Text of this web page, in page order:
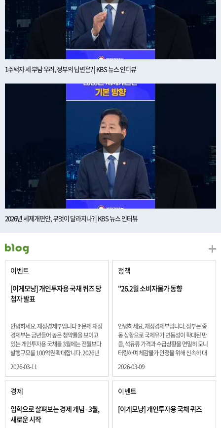
1주택자 세 부담 우려, 정부의 답변은? | KBS 뉴스 인터뷰
2026년 세제개편안, 무엇이 달라지나? | KBS 뉴스 인터뷰
이벤트
[이게모냥] 개인투자용 국채 퀴즈 당
첨자 발표
안녕하세요. 재정경제부입니다 ❓ 문제 재정
경제부는 금년들어 높은 청약률을 보이고
있는 개인투자용 국채를 3월에는 전월보다
발행규모를 100억원 확대합니다. 2026년
5년물 600억원, 10년물 900억원, 20년물
300억원입니다. 그렇다면 3월 개인투자용
국채의 총 발행 예정 금액은 얼마일까요??
보기 ① 1,600억원 ② 1,700억원 ③ 1,800
억원 ④ 2,000억원 정답 : 1,800억원 참여해
주신 모든 분들 감사합니다! 당첨자분들에
게는 지난 이벤트 블로그 게시글에 비밀댓
2026-03-11
정책
"26.2월 소비자물가 동향
안녕하세요. 재정경제부입니다. 정부는 중
동 상황으로 국제유가 변동성이 확대된 만
큼, 석유류 가격과 수급상황을 면밀히 모니
터링하며 체감물가 안정을 위해 신속히 대
료품과 에너지를 제외하고 추세적 흐름을
보여주는 근원물가는 2.3% 상승 향후 지정
학적 요인, 기상여건 등 불확실성이 있는 만
큼, 정부는 체감물가 안정을 위해 총력을 다
할 계획입니다. 특히, 최근 중동 상황으로 국
제유가 변동성이 확대된 만큼, 석유류 가격･
2026-03-09
경제
입학으로 살펴보는 경제 개념 - 3월,
새로운 시작
이벤트
[이게모냥] 개인투자용 국채 퀴즈